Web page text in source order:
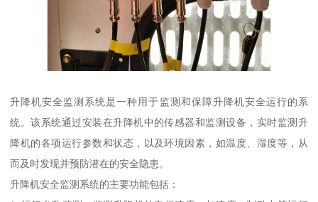
升降机安全监测系统是一种用于监测和保障升降机安全运行的系
统。该系统通过安装在升降机中的传感器和监测设备，实时监测升
降机的各项运行参数和状态，以及环境因素，如温度、湿度等，从
而及时发现并预防潜在的安全隐患。
升降机安全监测系统的主要功能包括：